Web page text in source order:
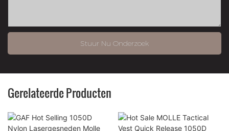
Stuur Nu Onderzoek
Gerelateerde Producten